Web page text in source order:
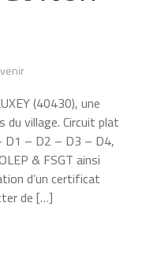
(40430), une
du village. Circuit plat
D1 – D2 – D3 – D4,
& FSGT ainsi
d’un certificat
de […]